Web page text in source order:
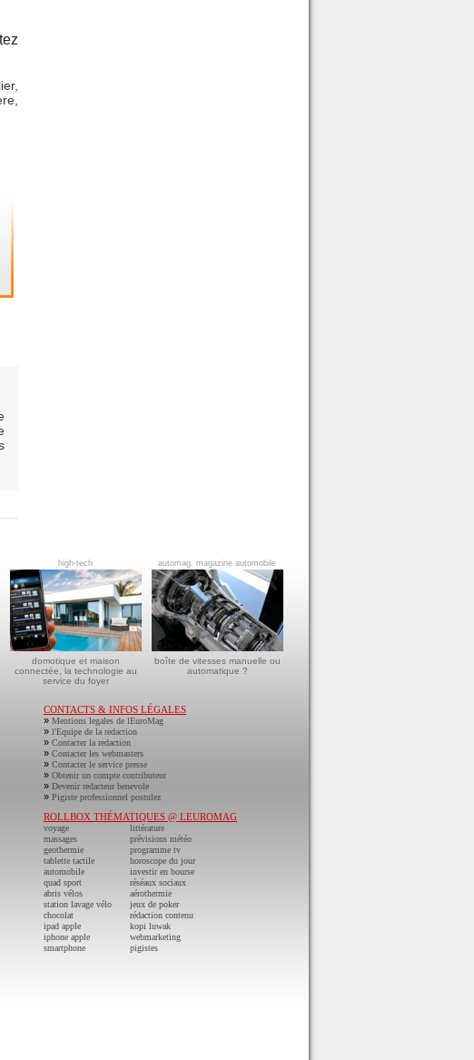
,
high-tech
domotique et maison
connectée, la technologie au
service du foyer
automag, magazine automobile
boîte de vitesses manuelle ou
automatique ?
CONTACTS & INFOS LÉGALES
» Mentions legales de lEuroMag
» l'Equipe de la redaction
» Contacter la redaction
» Contacter les webmasters
» Contacter le service presse
» Obtenir un compte contributeur
» Devenir redacteur benevole
» Pigiste professionnel postulez
ROLLBOX THÉMATIQUES @ LEUROMAG
voyage
massages
geothermie
tablette tactile
automobile
quad sport
abris vélos
station lavage vélo
chocolat
ipad apple
iphone apple
smartphone
littérature
prévisions météo
programme tv
horoscope du jour
investir en bourse
réséaux sociaux
aérothermie
jeux de poker
rédaction contenu
kopi luwak
webmarketing
pigistes